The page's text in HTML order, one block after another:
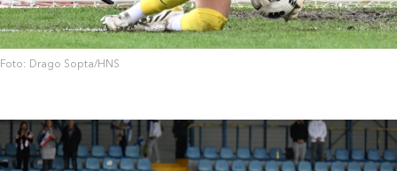
Foto: Drago Sopta/HNS